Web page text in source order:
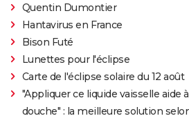
Quentin Dumontier
Hantavirus en France
Bison Futé
Lunettes pour l'éclipse
Carte de l'éclipse solaire du 12 août
"Appliquer ce liquide vaisselle aide
douche" : la meilleure solution